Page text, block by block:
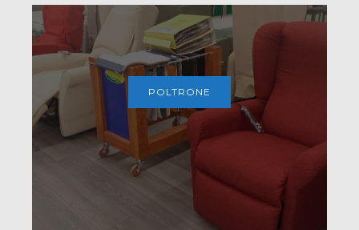
POLTRONE